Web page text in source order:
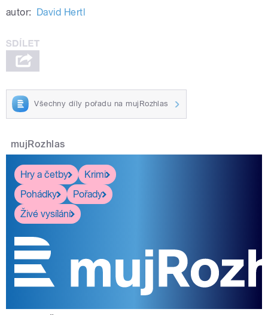
autor: David Hertl
Všechny díly pořadu na mujRozhlas
mujRozhlas
Hry a četby
Krimi
Pohádky
Pořady
Živé vysílání